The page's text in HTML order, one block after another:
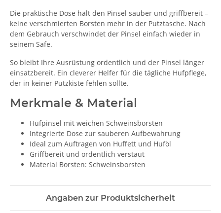
Die praktische Dose hält den Pinsel sauber und griffbereit –
keine verschmierten Borsten mehr in der Putztasche. Nach
dem Gebrauch verschwindet der Pinsel einfach wieder in
seinem Safe.
So bleibt Ihre Ausrüstung ordentlich und der Pinsel länger
einsatzbereit. Ein cleverer Helfer für die tägliche Hufpflege,
der in keiner Putzkiste fehlen sollte.
Merkmale & Material
Hufpinsel mit weichen Schweinsborsten
Integrierte Dose zur sauberen Aufbewahrung
Ideal zum Auftragen von Huffett und Huföl
Griffbereit und ordentlich verstaut
Material Borsten: Schweinsborsten
Angaben zur Produktsicherheit